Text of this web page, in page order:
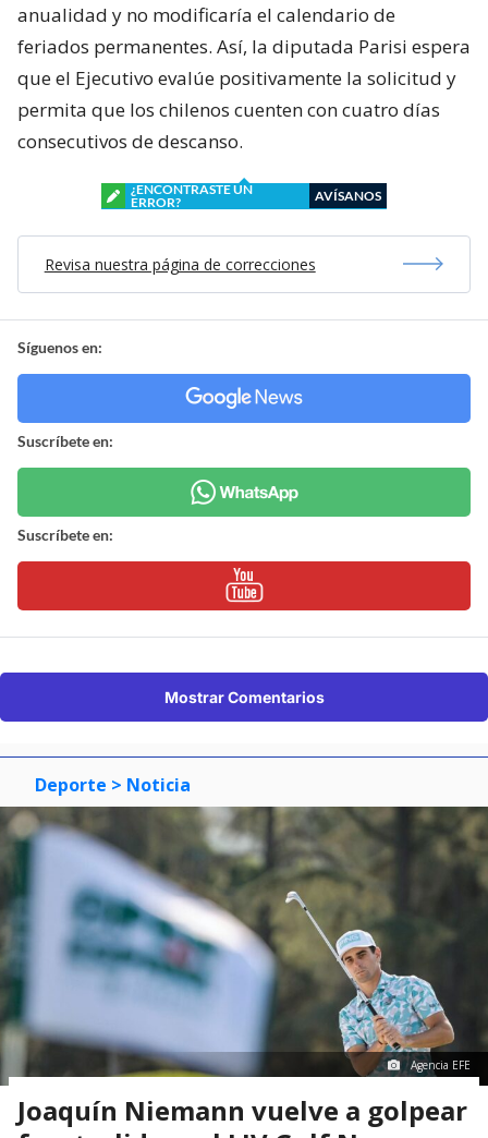
anualidad y no modificaría el calendario de
feriados permanentes. Así, la diputada Parisi espera
que el Ejecutivo evalúe positivamente la solicitud y
permita que los chilenos cuenten con cuatro días
consecutivos de descanso.
¿ENCONTRASTE UN
ERROR?
AVÍSANOS
Revisa nuestra página de correcciones
Síguenos en:
Suscríbete en:
Suscríbete en:
Mostrar Comentarios
Deporte > Noticia
Agencia EFE
Joaquín Niemann vuelve a golpear